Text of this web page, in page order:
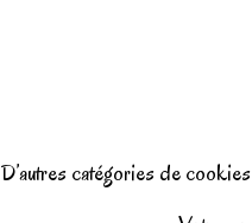
D’autres catégories de